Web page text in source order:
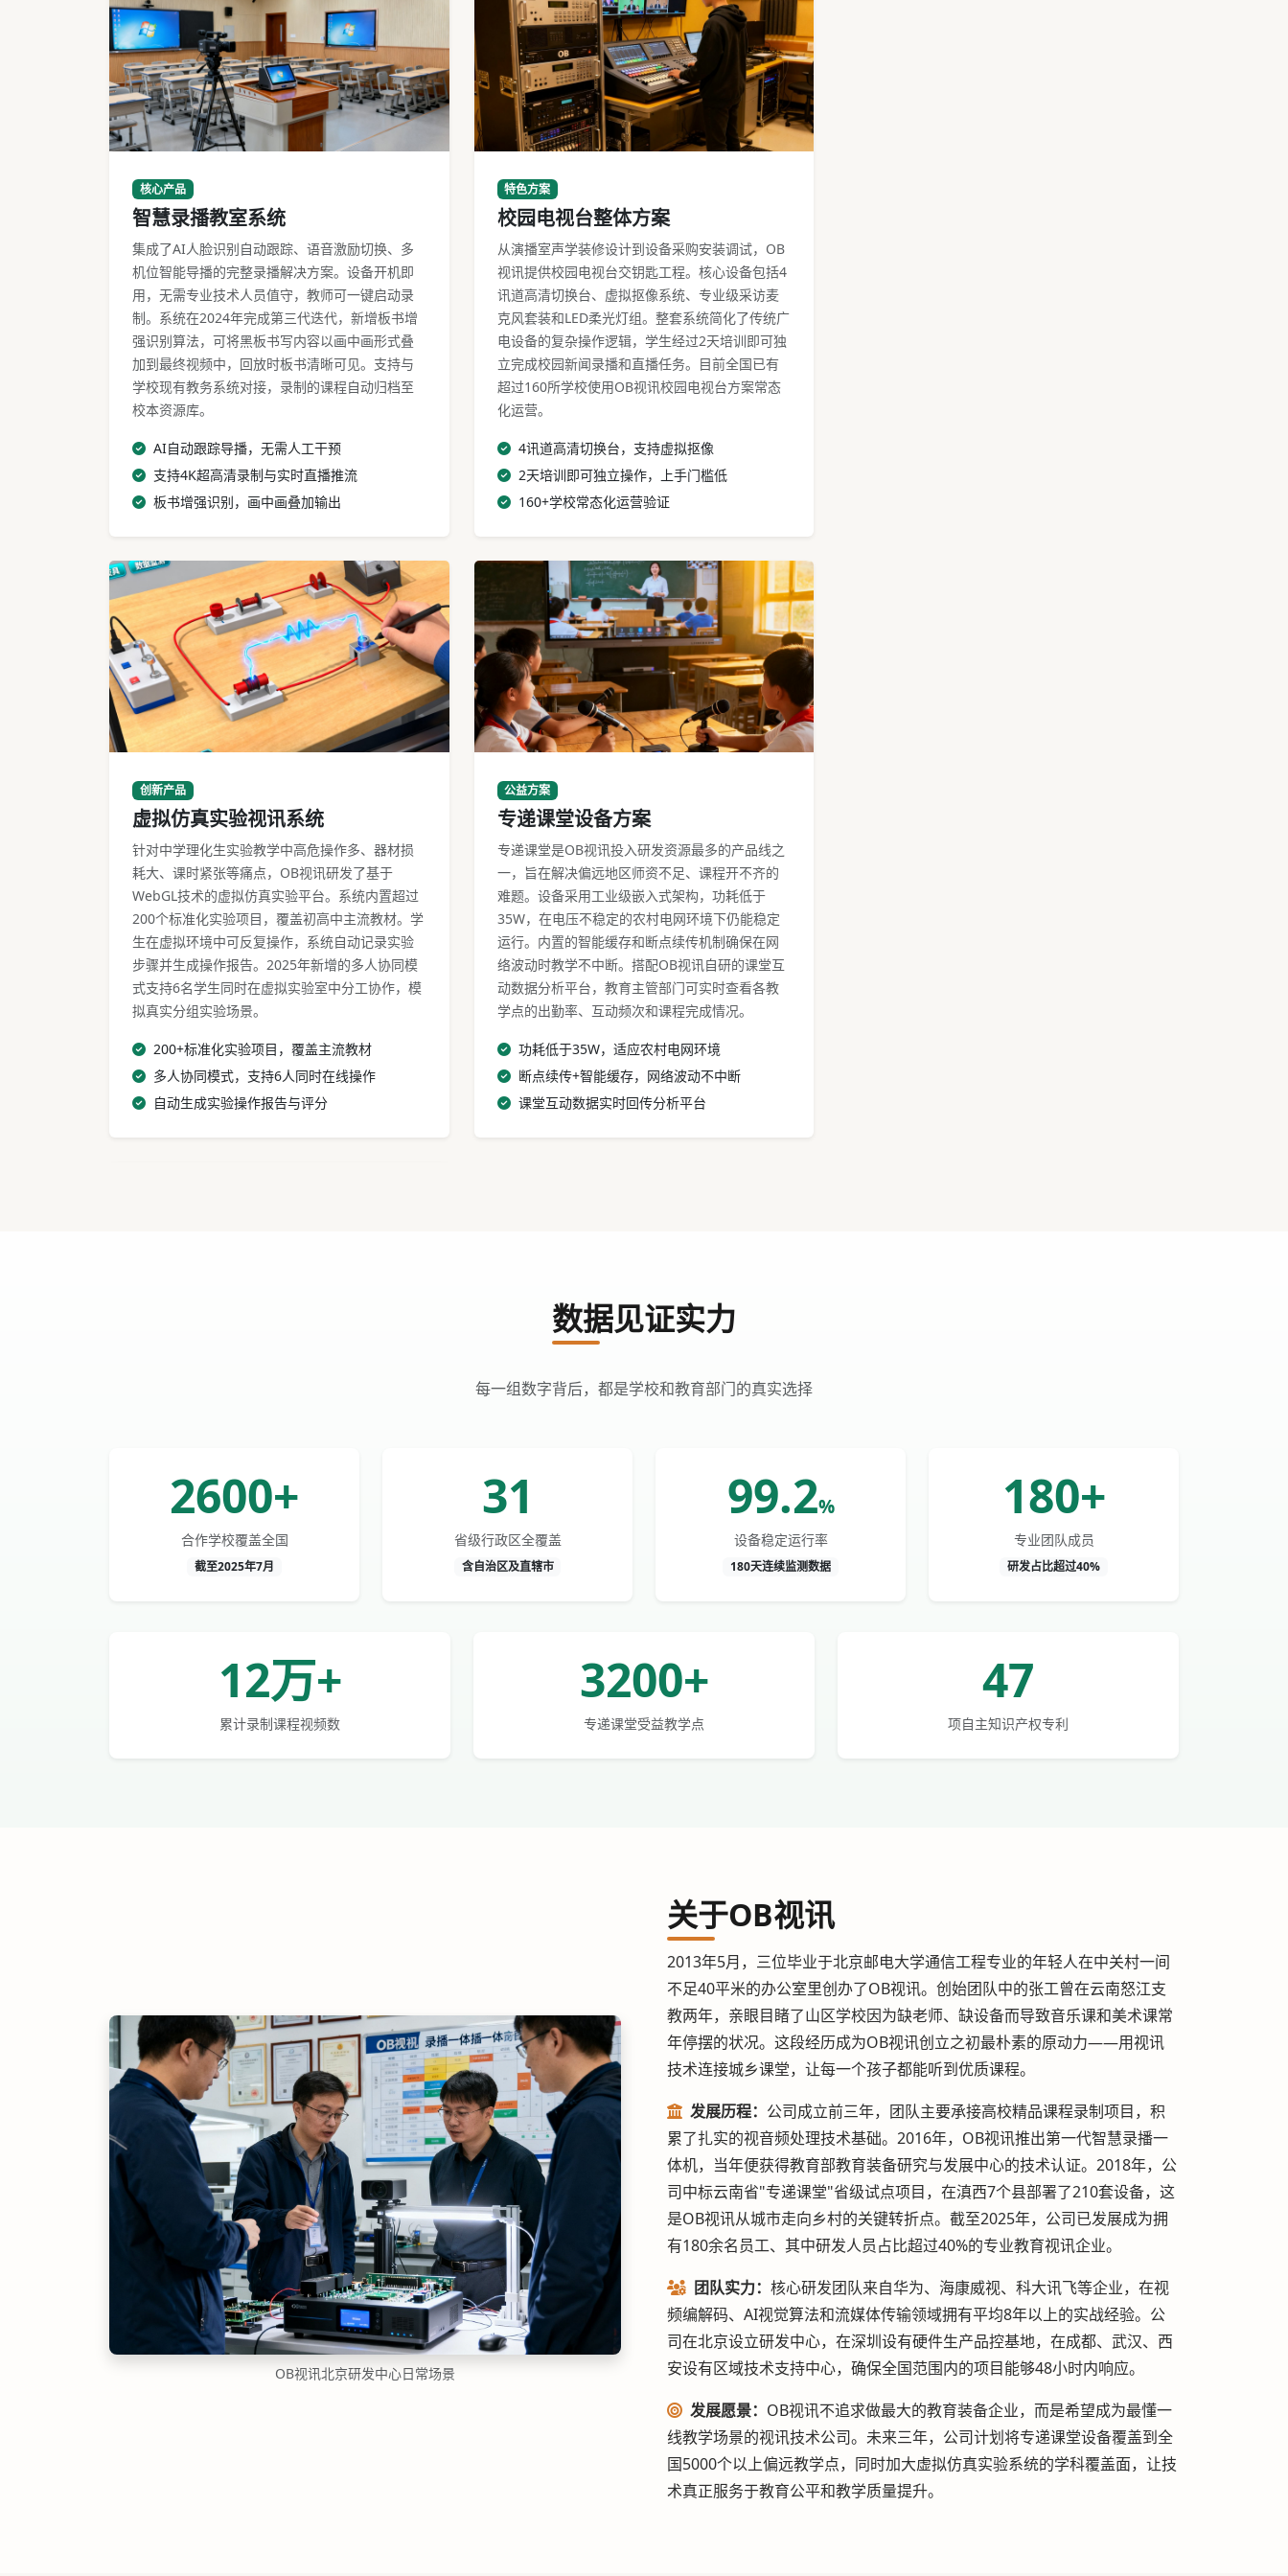
核心产品
智慧录播教室系统
集成了AI人脸识别自动跟踪、语音激励切换、多
机位智能导播的完整录播解决方案。设备开机即
用，无需专业技术人员值守，教师可一键启动录
制。系统在2024年完成第三代迭代，新增板书增
强识别算法，可将黑板书写内容以画中画形式叠
加到最终视频中，回放时板书清晰可见。支持与
学校现有教务系统对接，录制的课程自动归档至
校本资源库。
AI自动跟踪导播，无需人工干预
支持4K超高清录制与实时直播推流
板书增强识别，画中画叠加输出
创新产品
虚拟仿真实验视讯系统
针对中学理化生实验教学中高危操作多、器材损
耗大、课时紧张等痛点，OB视讯研发了基于
WebGL技术的虚拟仿真实验平台。系统内置超过
200个标准化实验项目，覆盖初高中主流教材。学
生在虚拟环境中可反复操作，系统自动记录实验
步骤并生成操作报告。2025年新增的多人协同模
式支持6名学生同时在虚拟实验室中分工协作，模
拟真实分组实验场景。
200+标准化实验项目，覆盖主流教材
多人协同模式，支持6人同时在线操作
自动生成实验操作报告与评分
特色方案
校园电视台整体方案
从演播室声学装修设计到设备采购安装调试，OB
视讯提供校园电视台交钥匙工程。核心设备包括4
讯道高清切换台、虚拟抠像系统、专业级采访麦
克风套装和LED柔光灯组。整套系统简化了传统广
电设备的复杂操作逻辑，学生经过2天培训即可独
立完成校园新闻录播和直播任务。目前全国已有
超过160所学校使用OB视讯校园电视台方案常态
化运营。
4讯道高清切换台，支持虚拟抠像
2天培训即可独立操作，上手门槛低
160+学校常态化运营验证
公益方案
专递课堂设备方案
专递课堂是OB视讯投入研发资源最多的产品线之
一，旨在解决偏远地区师资不足、课程开不齐的
难题。设备采用工业级嵌入式架构，功耗低于
35W，在电压不稳定的农村电网环境下仍能稳定
运行。内置的智能缓存和断点续传机制确保在网
络波动时教学不中断。搭配OB视讯自研的课堂互
动数据分析平台，教育主管部门可实时查看各教
学点的出勤率、互动频次和课程完成情况。
功耗低于35W，适应农村电网环境
断点续传+智能缓存，网络波动不中断
课堂互动数据实时回传分析平台
数据见证实力
每一组数字背后，都是学校和教育部门的真实选择
2600+
合作学校覆盖全国
截至2025年7月
31
省级行政区全覆盖
含自治区及直辖市
99.2%
设备稳定运行率
180天连续监测数据
180+
专业团队成员
研发占比超过40%
12万+
累计录制课程视频数
3200+
专递课堂受益教学点
47
项自主知识产权专利
OB视讯北京研发中心日常场景
关于OB视讯
2013年5月，三位毕业于北京邮电大学通信工程专业的年轻人在中关村一间
不足40平米的办公室里创办了OB视讯。创始团队中的张工曾在云南怒江支
教两年，亲眼目睹了山区学校因为缺老师、缺设备而导致音乐课和美术课常
年停摆的状况。这段经历成为OB视讯创立之初最朴素的原动力——用视讯
技术连接城乡课堂，让每一个孩子都能听到优质课程。
发展历程： 公司成立前三年，团队主要承接高校精品课程录制项目，积
累了扎实的视音频处理技术基础。2016年，OB视讯推出第一代智慧录播一
体机，当年便获得教育部教育装备研究与发展中心的技术认证。2018年，公
司中标云南省"专递课堂"省级试点项目，在滇西7个县部署了210套设备，这
是OB视讯从城市走向乡村的关键转折点。截至2025年，公司已发展成为拥
有180余名员工、其中研发人员占比超过40%的专业教育视讯企业。
团队实力： 核心研发团队来自华为、海康威视、科大讯飞等企业，在视
频编解码、AI视觉算法和流媒体传输领域拥有平均8年以上的实战经验。公
司在北京设立研发中心，在深圳设有硬件生产品控基地，在成都、武汉、西
安设有区域技术支持中心，确保全国范围内的项目能够48小时内响应。
发展愿景： OB视讯不追求做最大的教育装备企业，而是希望成为最懂一
线教学场景的视讯技术公司。未来三年，公司计划将专递课堂设备覆盖到全
国5000个以上偏远教学点，同时加大虚拟仿真实验系统的学科覆盖面，让技
术真正服务于教育公平和教学质量提升。